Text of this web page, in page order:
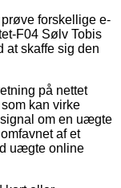
forskellige e-
F04 Sølv Tobis
at skaffe sig den
på nettet
kan virke
om en uægte
af et
uægte online